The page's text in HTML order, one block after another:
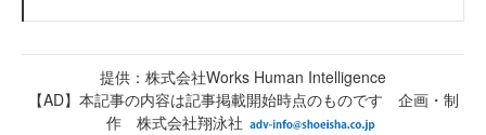
提供：株式会社Works Human Intelligence
【AD】本記事の内容は記事掲載開始時点のものです 企画・制
作 株式会社翔泳社